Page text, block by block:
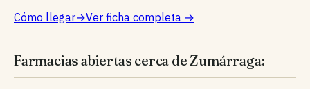
Cómo llegar→Ver ficha completa →
Farmacias abiertas cerca de Zumárraga: